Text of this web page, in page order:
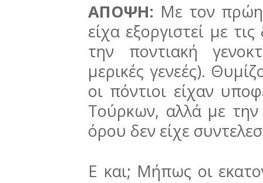
ΑΠΟΨΗ: Με τον
είχα εξοργιστεί με
την ποντιακή
μερικές γενεές).
οι πόντιοι είχαν
Τούρκων, αλλά με την
όρου δεν είχε
Ε και; Μήπως οι